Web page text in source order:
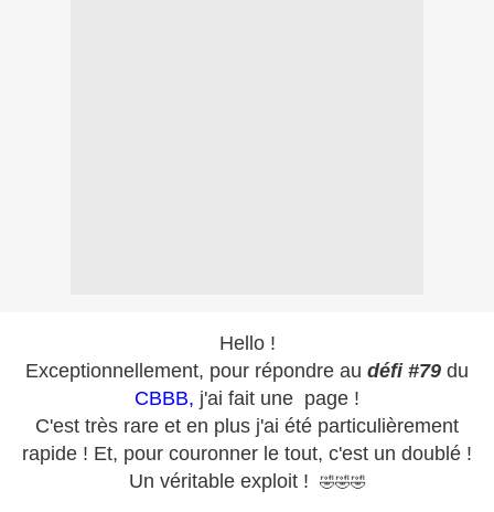
Hello !
Exceptionnellement, pour répondre au défi #79 du
CBBB, j'ai fait une page !
C'est très rare et en plus j'ai été particulièrement
rapide ! Et, pour couronner le tout, c'est un doublé !
Un véritable exploit !
🤣🤣🤣